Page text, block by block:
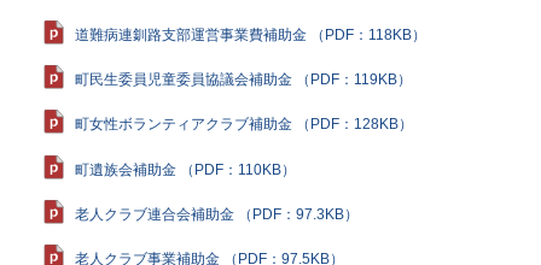
道難病連釧路支部運営事業費補助金 （PDF：118KB）
町民生委員児童委員協議会補助金 （PDF：119KB）
町女性ボランティアクラブ補助金 （PDF：128KB）
町遺族会補助金 （PDF：110KB）
老人クラブ連合会補助金 （PDF：97.3KB）
老人クラブ事業補助金 （PDF：97.5KB）